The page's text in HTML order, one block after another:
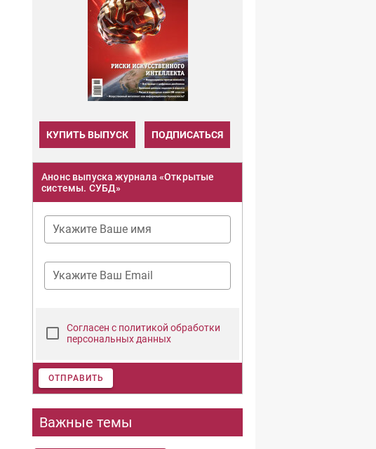
КУПИТЬ ВЫПУСК ПОДПИСАТЬСЯ
Анонс выпуска журнала «Открытые
системы. СУБД»
Укажите Ваше имя
Укажите Ваш Email
Согласен с политикой обработки
персональных данных
ОТПРАВИТЬ
Важные темы